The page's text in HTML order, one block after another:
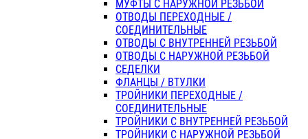
МУФТЫ С НАРУЖНОЙ РЕЗЬБОЙ
ОТВОДЫ ПЕРЕХОДНЫЕ /
СОЕДИНИТЕЛЬНЫЕ
ОТВОДЫ С ВНУТРЕННЕЙ РЕЗЬБОЙ
ОТВОДЫ С НАРУЖНОЙ РЕЗЬБОЙ
СЕДЕЛКИ
ФЛАНЦЫ / ВТУЛКИ
ТРОЙНИКИ ПЕРЕХОДНЫЕ /
СОЕДИНИТЕЛЬНЫЕ
ТРОЙНИКИ С ВНУТРЕННЕЙ РЕЗЬБОЙ
ТРОЙНИКИ С НАРУЖНОЙ РЕЗЬБОЙ